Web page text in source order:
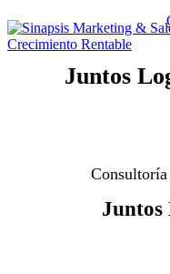
Juntos
Juntos